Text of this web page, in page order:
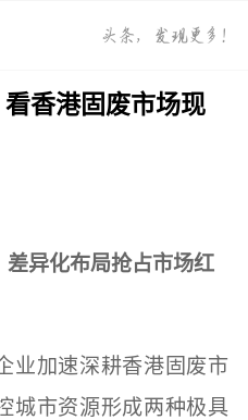
香港固废市场现
异化布局抢占市场红
业加速深耕香港固废市
城市资源形成两种极具